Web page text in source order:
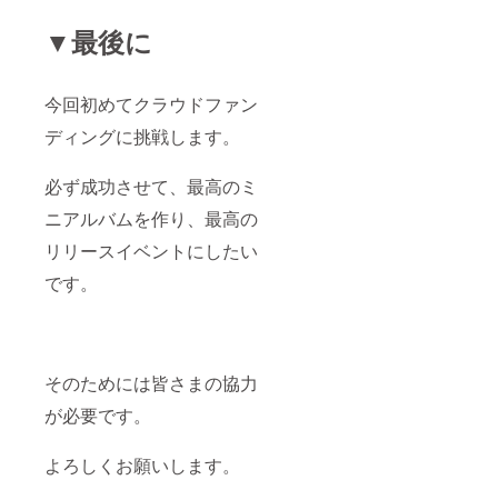
▼最後に
今回初めてクラウドファン
ディングに挑戦します。
必ず成功させて、最高のミ
ニアルバムを作り、最高の
リリースイベントにしたい
です。
そのためには皆さまの協力
が必要です。
よろしくお願いします。